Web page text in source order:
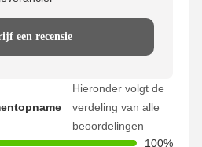
een recensie
Hieronder volgt de
verdeling van alle
beoordelingen
100%